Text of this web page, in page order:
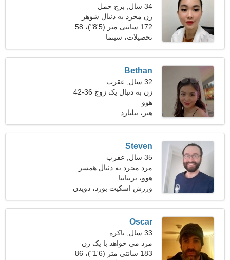
34 سال, برج حمل
زن مجرد به دنبال شوهر
172 سانتی متر (5'8")، 58
کیلوگرم (127 پوند)
تحصیلات، سینما
Bethan
32 سال, عقرب
زن به دنبال یک زوج 36-42
هوو
هنر، بیلیارد
Steven
35 سال, عقرب
مرد مجرد به دنبال همسر
هوو، بریتانیا
ورزش اسکیت بورد، دویدن
Oscar
33 سال, باکره
مرد می خواهد با یک زن
ملاقات کند 24-28
183 سانتی متر (6'1")، 86